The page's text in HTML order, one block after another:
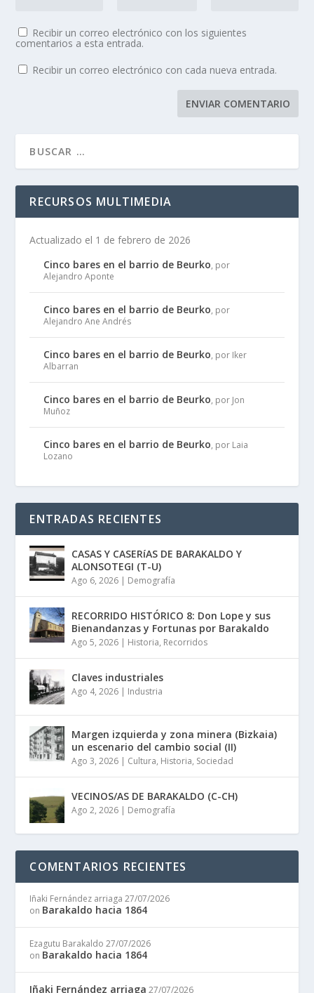
Recibir un correo electrónico con los siguientes
comentarios a esta entrada.
Recibir un correo electrónico con cada nueva entrada.
RECURSOS MULTIMEDIA
Actualizado el 1 de febrero de 2026
Cinco bares en el barrio de Beurko, por
Alejandro Aponte
Cinco bares en el barrio de Beurko, por
Alejandro Ane Andrés
Cinco bares en el barrio de Beurko, por Iker
Albarran
Cinco bares en el barrio de Beurko, por Jon
Muñoz
Cinco bares en el barrio de Beurko, por Laia
Lozano
ENTRADAS RECIENTES
CASAS Y CASERíAS DE BARAKALDO Y
ALONSOTEGI (T-U)
Ago 6, 2026 | Demografía
RECORRIDO HISTÓRICO 8: Don Lope y sus
Bienandanzas y Fortunas por Barakaldo
Ago 5, 2026 | Historia, Recorridos
Claves industriales
Ago 4, 2026 | Industria
Margen izquierda y zona minera (Bizkaia)
un escenario del cambio social (II)
Ago 3, 2026 | Cultura, Historia, Sociedad
VECINOS/AS DE BARAKALDO (C-CH)
Ago 2, 2026 | Demografía
COMENTARIOS RECIENTES
Iñaki Fernández arriaga 27/07/2026
on Barakaldo hacia 1864
Ezagutu Barakaldo 27/07/2026
on Barakaldo hacia 1864
Iñaki Fernández arriaga 27/07/2026